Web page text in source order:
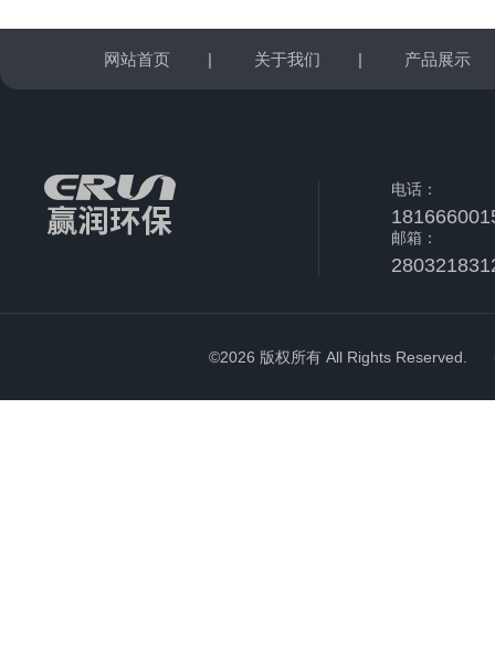
网站首页 | 关于我们 | 产品展示
电话：
邮箱：
©2026 版权所有 All Rights Reserved.